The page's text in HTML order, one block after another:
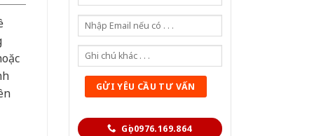
Gọi 0976.169.864